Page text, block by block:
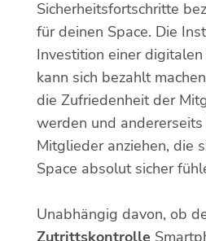
Sicherheitsfortschritte
für deinen Space. Die
Investition einer digitalen
kann sich bezahlt
die Zufriedenheit der
werden und
Mitglieder anziehen, die
Space absolut sicher
Unabhängig davon, ob
Zutrittskontrolle